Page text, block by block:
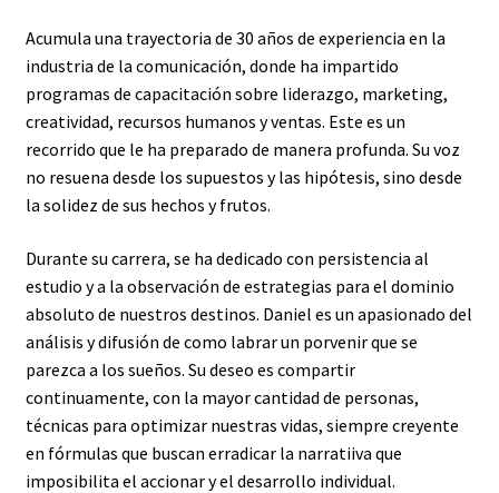
Acumula una trayectoria de 30 años de experiencia en la
industria de la comunicación, donde ha impartido
programas de capacitación sobre liderazgo, marketing,
creatividad, recursos humanos y ventas. Este es un
recorrido que le ha preparado de manera profunda. Su voz
no resuena desde los supuestos y las hipótesis, sino desde
la solidez de sus hechos y frutos.
Durante su carrera, se ha dedicado con persistencia al
estudio y a la observación de estrategias para el dominio
absoluto de nuestros destinos. Daniel es un apasionado del
análisis y difusión de como labrar un porvenir que se
parezca a los sueños. Su deseo es compartir
continuamente, con la mayor cantidad de personas,
técnicas para optimizar nuestras vidas, siempre creyente
en fórmulas que buscan erradicar la narratiiva que
imposibilita el accionar y el desarrollo individual.